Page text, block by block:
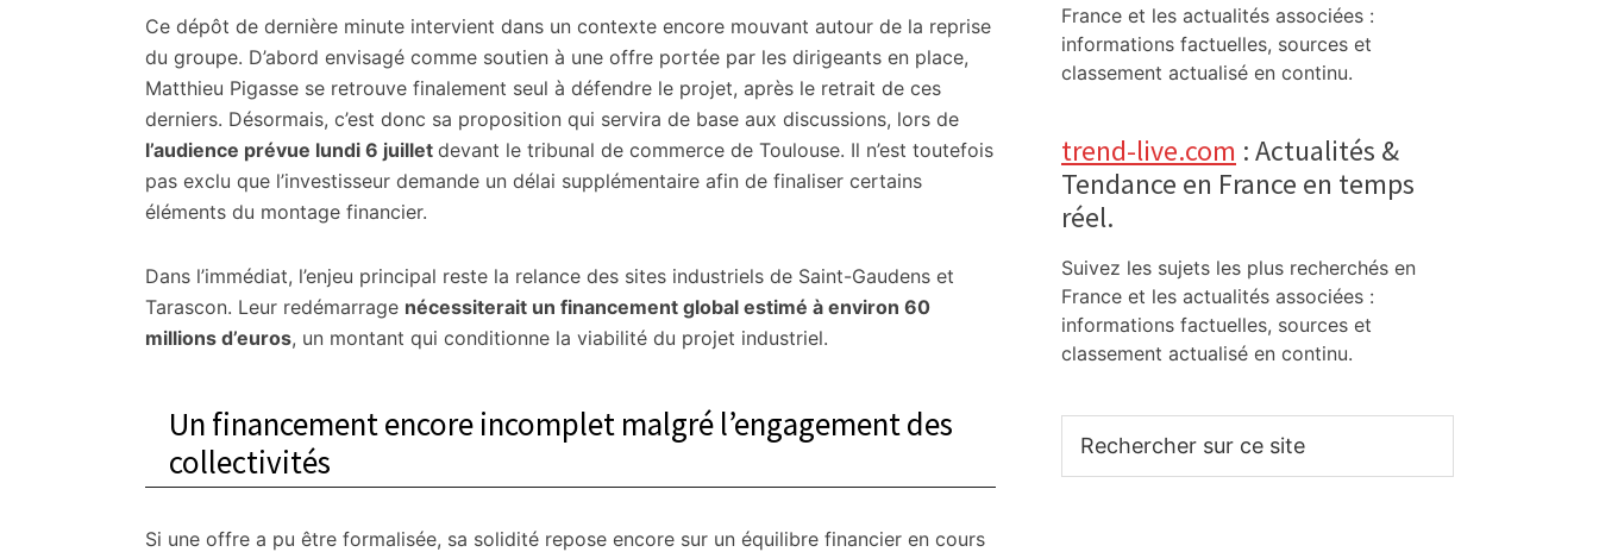
Ce dépôt de dernière minute intervient dans un contexte encore mouvant autour de la reprise
du groupe. D’abord envisagé comme soutien à une offre portée par les dirigeants en place,
Matthieu Pigasse se retrouve finalement seul à défendre le projet, après le retrait de ces
derniers. Désormais, c’est donc sa proposition qui servira de base aux discussions, lors de
l’audience prévue lundi 6 juillet devant le tribunal de commerce de Toulouse. Il n’est toutefois
pas exclu que l’investisseur demande un délai supplémentaire afin de finaliser certains
éléments du montage financier.
Dans l’immédiat, l’enjeu principal reste la relance des sites industriels de Saint-Gaudens et
Tarascon. Leur redémarrage nécessiterait un financement global estimé à environ 60
millions d’euros, un montant qui conditionne la viabilité du projet industriel.
Un financement encore incomplet malgré l’engagement des
collectivités
Si une offre a pu être formalisée, sa solidité repose encore sur un équilibre financier en cours
France et les actualités associées :
informations factuelles, sources et
classement actualisé en continu.
trend-live.com : Actualités &
Tendance en France en temps
réel.
Suivez les sujets les plus recherchés en
France et les actualités associées :
informations factuelles, sources et
classement actualisé en continu.
sur